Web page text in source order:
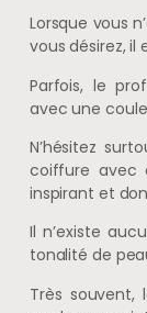
Lorsque vous
vous désirez, il
Parfois, le
avec une
N’hésitez
coiffure avec
inspirant et
Il n’existe
tonalité de
Très souvent,